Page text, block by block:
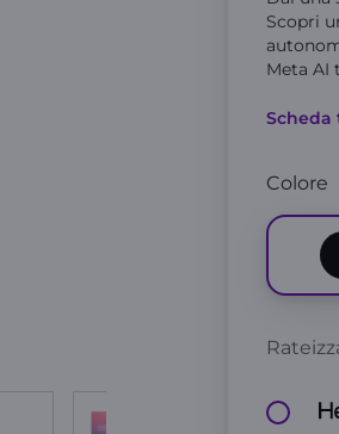
Scopri
Meta AI
Scheda
Colore